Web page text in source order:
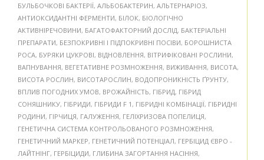
БУЛЬБОЧКОВІ БАКТЕРІЇ, АЛЬБОБАКТЕРИН, АЛЬТЕРНАРІОЗ,
АНТИОКСИДАНТНІ ФЕРМЕНТИ, БІЛОК, БІОЛОГІЧНО
АКТИВНІРЕЧОВИНИ, БАГАТОФАКТОРНИЙ ДОСЛІД, БАКТЕРІАЛЬНІ
ПРЕПАРАТИ, БЕЗПОКРИВНІ І ПІДПОКРИВНІ ПОСІВИ, БОРОШНИСТА
РОСА, БУРЯКИ ЦУКРОВІ, ВІДНОВЛЕННЯ, ВІТРИФІКОВАНІ РОСЛИНИ,
ВАПНУВАННЯ, ВЕГЕТАТИВНЕ РОЗМНОЖЕННЯ, ВИЖИВАННЯ, ВИСОТА,
ВИСОТА РОСЛИН, ВИСОТАРОСЛИН, ВОДОПРОНИКНІСТЬ ҐРУНТУ,
ВПЛИВ ПОГОДНИХ УМОВ, ВРОЖАЙНІСТЬ, ГІБРИД, ГІБРИД
СОНЯШНИКУ, ГІБРИДИ, ГІБРИДИ F 1 , ГІБРИДНІ КОМБІНАЦІЇ, ГІБРИДНІ
РОДИНИ, ГІРЧИЦЯ, ГАЛУЖЕННЯ, ГЕЛІХРИЗОВА ПОПЕЛИЦЯ,
ГЕНЕТИЧНА СИСТЕМА КОНТРОЛЬОВАНОГО РОЗМНОЖЕННЯ,
ГЕНЕТИЧНИЙ МАРКЕР, ГЕНЕТИЧНИЙ ПОТЕНЦІАЛ, ГЕРБІЦИД ЄВРО -
ЛАЙТНІНГ, ГЕРБІЦИДИ, ГЛИБИНА ЗАГОРТАННЯ НАСІННЯ,